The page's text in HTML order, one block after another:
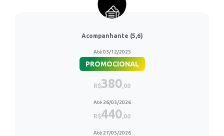
Acompanhante (5,6)
Até 03/12/2025
PROMOCIONAL
R$380,00
Até 26/03/2026
R$440,00
Até 27/05/2026